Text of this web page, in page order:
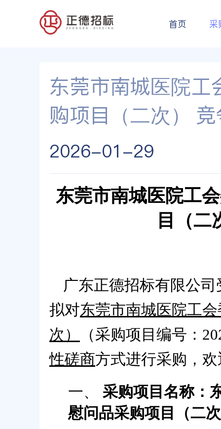
首页 采
东莞市南城医院
购项目（二次）
2026-01-29
东莞市南城医院工
目（二
广东正德招标有限公司
拟对东莞市南城医院工
次）
（采购项目 编号：
性磋商方式进行采购，
一、 采购项目名称：
慰问品采购项目（二